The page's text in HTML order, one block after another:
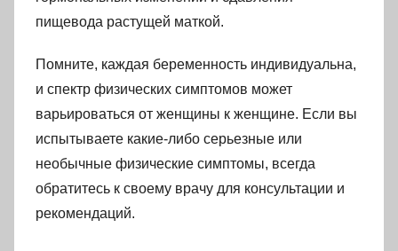
пищевода растущей маткой.
Помните, каждая беременность индивидуальна,
и спектр физических симптомов может
варьироваться от женщины к женщине. Если вы
испытываете какие-либо серьезные или
необычные физические симптомы, всегда
обратитесь к своему врачу для консультации и
рекомендаций.